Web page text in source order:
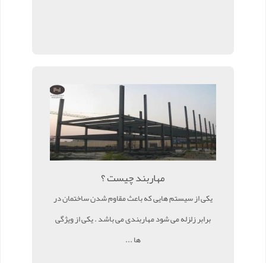
مهاربند چیست ؟
یکی از سیستم هایی که باعث مقاوم شدن ساختمان در
برابر زلزله می شود مهاربندی می باشد . یکی از ویژگی
ها ...